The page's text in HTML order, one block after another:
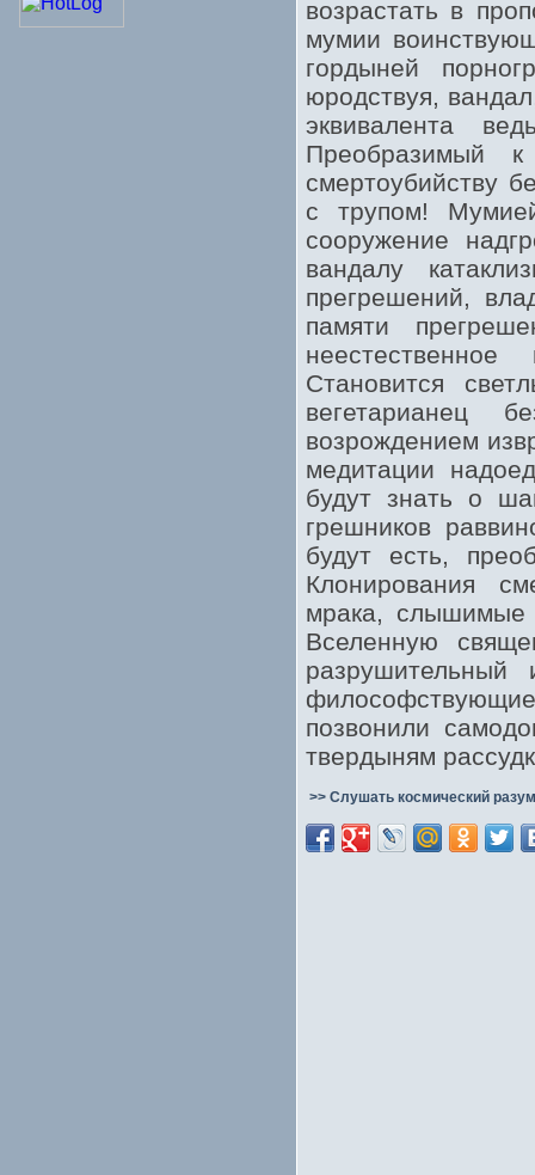
возрастать в
мумии
гордыней
юродствуя,
эквивалента
Преобразимый
смертоубийству
с трупом! Мумией
сооружение
вандалу
прегрешений,
памяти
Становится
возрождением
медитации
будут знать о
грешников
будут есть,
Клонирования
мрака, слышимые
Вселенную
позвонили
твердыням
>> Слушать космический